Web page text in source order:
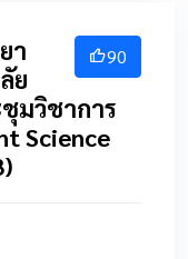
90
า
ย
มวิชาการ
Science